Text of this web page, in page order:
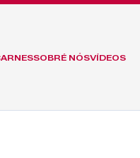
SOBRÉ NÓSVÍDEOS